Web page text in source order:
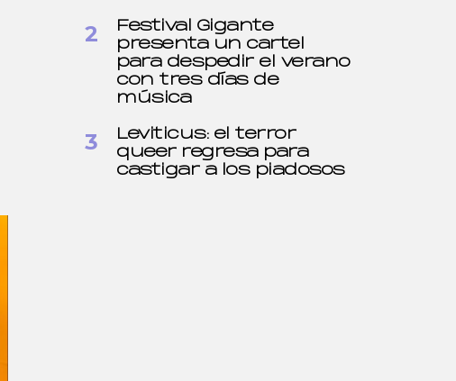
Festival Gigante
presenta un cartel
para despedir el verano
con tres días de
música
Leviticus: el terror
queer regresa para
castigar a los piadosos